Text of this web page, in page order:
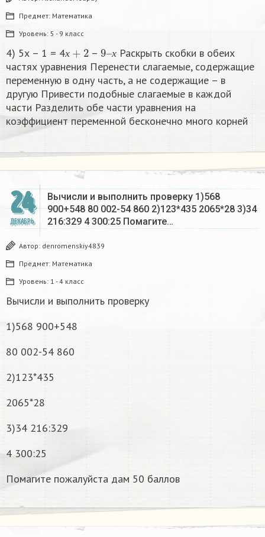
Предмет: Математика
Уровень: 5 - 9 класс
4) 5х – 1 = 4х – х
9
х
Раскрыть скобки в обеих
частях уравнения Перенести слагаемые, содержащие
переменную в одну часть, а не содержащие – в
другую Привести подобные слагаемые в каждой
части Разделить обе части уравнения на
коэффициент переменной бесконечно много корней​
24
ДЕКАБРЬ
Вычисли и выполнить проверку 1)568
900+548 80 002-54 860 2)123*435 2065*28 3)34
216:329 4 300:25 Помагите…
Автор: denromenskiy4839
Предмет: Математика
Уровень: 1 - 4 класс
Вычисли и выполнить проверку
1)568 900+548
80 002-54 860
2)123*435
2065*28
3)34 216:329
4 300:25
Помагите пожалуйста дам 50 баллов